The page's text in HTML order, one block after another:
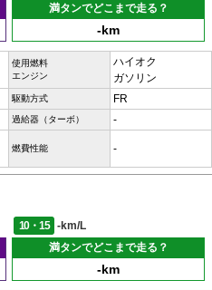
満タンでどこまで走る？
-km
使用燃料
エンジン
ハイオク
ガソリン
駆動方式 FR
過給器（ターボ） -
燃費性能 -
10・15
-km/L
満タンでどこまで走る？
-km